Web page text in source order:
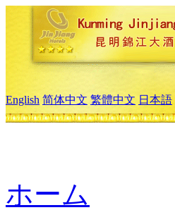
English 简体中文 繁體中文 日本語
ホーム